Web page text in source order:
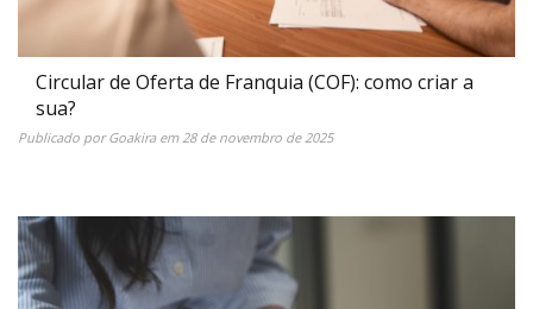
Circular de Oferta de Franquia (COF): como criar a
sua?
Publicado porGoakiraem28 de novembro de 2025